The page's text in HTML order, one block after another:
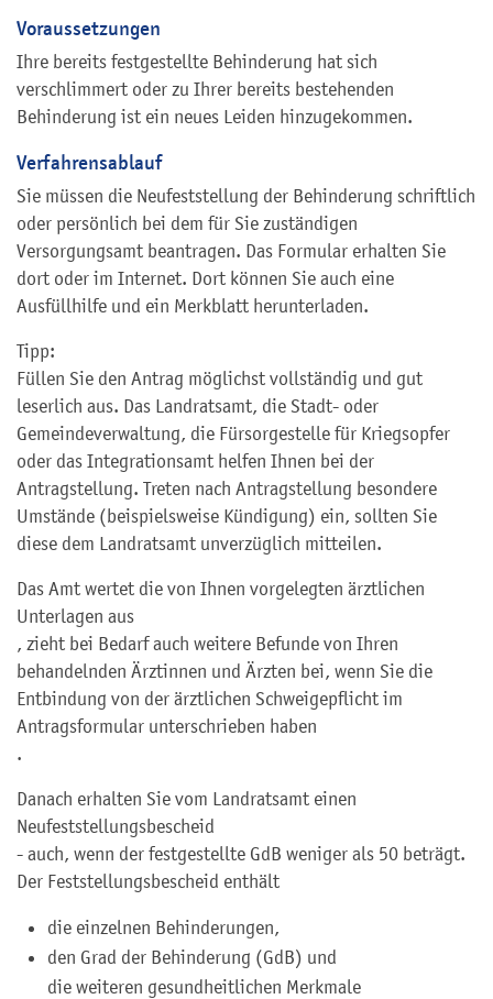
Voraussetzungen
Ihre bereits festgestellte Behinderung hat sich
verschlimmert oder zu Ihrer bereits bestehenden
Behinderung ist ein neues Leiden hinzugekommen.
Verfahrensablauf
Sie müssen die Neufeststellung der Behinderung schriftlich
oder persönlich bei dem für Sie zuständigen
Versorgungsamt beantragen. Das Formular erhalten Sie
dort oder im Internet. Dort können Sie auch eine
Ausfüllhilfe und ein Merkblatt herunterladen.
Tipp:
Füllen Sie den Antrag möglichst vollständig und gut
leserlich aus. Das Landratsamt, die Stadt- oder
Gemeindeverwaltung, die Fürsorgestelle für Kriegsopfer
oder das Integrationsamt helfen Ihnen bei der
Antragstellung. Treten nach Antragstellung besondere
Umstände (beispielsweise Kündigung) ein, sollten Sie
diese dem Landratsamt unverzüglich mitteilen.
Das Amt wertet die von Ihnen vorgelegten ärztlichen
Unterlagen aus
, zieht bei Bedarf auch weitere Befunde von Ihren
behandelnden Ärztinnen und Ärzten bei, wenn Sie die
Entbindung von der ärztlichen Schweigepflicht im
Antragsformular unterschrieben haben
.
Danach erhalten Sie vom Landratsamt einen
Neufeststellungsbescheid
- auch, wenn der festgestellte GdB weniger als 50 beträgt.
Der Feststellungsbescheid enthält
die einzelnen Behinderungen,
den Grad der Behinderung (GdB) und
die weiteren gesundheitlichen Merkmale